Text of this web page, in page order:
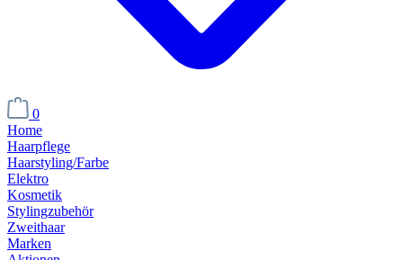
0
Home
Haarpflege
Haarstyling/Farbe
Elektro
Kosmetik
Stylingzubehör
Zweithaar
Marken